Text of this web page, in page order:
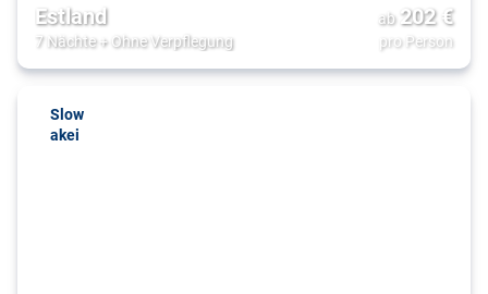
Estland
7 Nächte+ Ohne Verpflegung
ab 202€
pro Person
Slow
akei